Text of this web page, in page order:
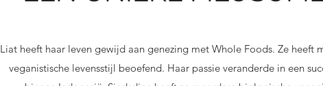
Liat heeft haar leven gewijd aan genezing met Whole Foods. Ze
veganistische levensstijl beoefend. Haar passie veranderde in een